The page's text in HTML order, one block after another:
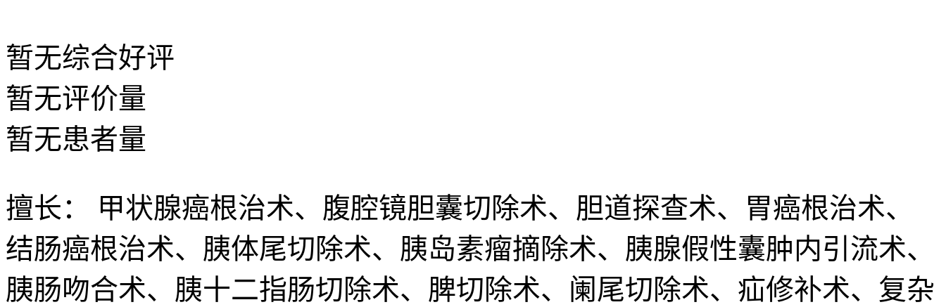
暂无综合好评
暂无评价量
暂无患者量
擅长：
甲状腺癌根治术、腹腔镜胆囊切除术、胆道探查术、胃癌根治术、
结肠癌根治术、胰体尾切除术、胰岛素瘤摘除术、胰腺假性囊肿内引流术、
胰肠吻合术、胰十二指肠切除术、脾切除术、阑尾切除术、疝修补术、复杂